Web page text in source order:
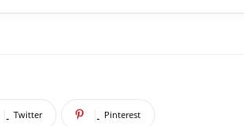
Twitter Pinterest